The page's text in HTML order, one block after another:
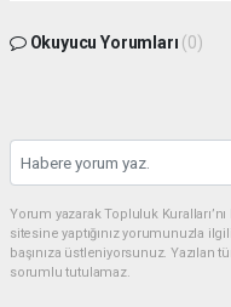
Okuyucu Yorumları (0)
Yorum yazarak Topluluk
sitesine yaptığınız yorumunuzla
başınıza üstleniyorsunuz.
sorumlu tutulamaz.